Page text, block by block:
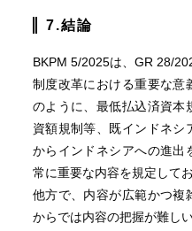
7.結論
BKPM 5/2025は、GR 28/
制度改革における重要な意
のように、最低払込済資本
資額規制等、既インドネシ
からインドネシアへの進出
常に重要な内容を規定してお
他方で、内容が広範かつ複
からでは内容の把握が難し